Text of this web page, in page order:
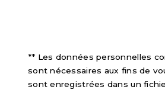
** Les données personnelles
sont nécessaires aux fins de
sont enregistrées dans un